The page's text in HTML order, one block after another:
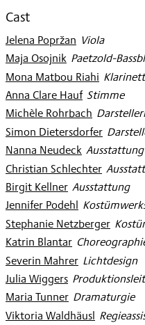
Cast
Jelena Popržan: Viola
Maja Osojnik
: Paetzold-
Mona Matbou Riahi:
Anna Clare Hauf
: Stimme
Michèle Rohrbach:
Simon Dietersdorfer
:
Nanna Neudeck
: Ausstattung
Christian Schlechter
:
Birgit Kellner
: Ausstattung
Jennifer Podehl:
Stephanie Netzberger
:
Katrin Blantar
:
Severin Mahrer
: Lichtdesign
Julia Wiggers
:
Maria Tunner
: Dramaturgie
Viktoria Waldhäusl: